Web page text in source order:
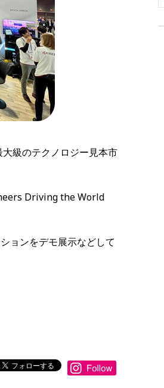
級のテクノロジー見本市
Driving the World
ョンをデモ展示などして